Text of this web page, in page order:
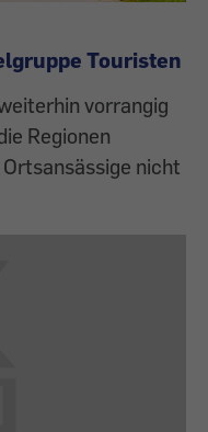
Touristen
vorrangig
Regionen
nicht